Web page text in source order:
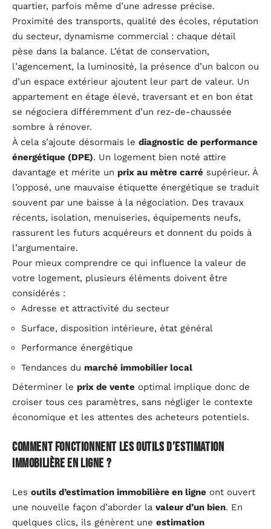
quartier, parfois même d’une adresse précise.
Proximité des transports, qualité des écoles, réputation
du secteur, dynamisme commercial : chaque détail
pèse dans la balance. L’état de conservation,
l’agencement, la luminosité, la présence d’un balcon ou
d’un espace extérieur ajoutent leur part de valeur. Un
appartement en étage élevé, traversant et en bon état
se négociera différemment d’un rez-de-chaussée
sombre à rénover.
À cela s’ajoute désormais le diagnostic de performance
énergétique (DPE). Un logement bien noté attire
davantage et mérite un prix au mètre carré supérieur. À
l’opposé, une mauvaise étiquette énergétique se traduit
souvent par une baisse à la négociation. Des travaux
récents, isolation, menuiseries, équipements neufs,
rassurent les futurs acquéreurs et donnent du poids à
l’argumentaire.
Pour mieux comprendre ce qui influence la valeur de
votre logement, plusieurs éléments doivent être
considérés :
Adresse et attractivité du secteur
Surface, disposition intérieure, état général
Performance énergétique
Tendances du marché immobilier local
Déterminer le prix de vente optimal implique donc de
croiser tous ces paramètres, sans négliger le contexte
économique et les attentes des acheteurs potentiels.
Comment fonctionnent les outils d’estimation
immobilière en ligne ?
Les outils d’estimation immobilière en ligne ont ouvert
une nouvelle façon d’aborder la valeur d’un bien. En
quelques clics, ils génèrent une estimation